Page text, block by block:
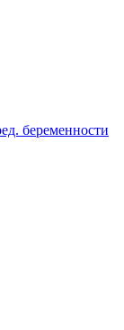
беременности